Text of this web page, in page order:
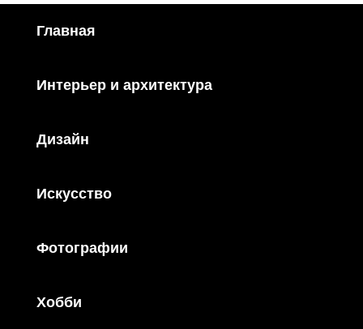
Главная
Интерьер и архитектура
Дизайн
Искусство
Фотографии
Хобби